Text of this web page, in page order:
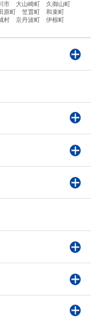
市 大山崎町
久御山町
原町 笠置町
和束町
村 京丹波町
伊根町